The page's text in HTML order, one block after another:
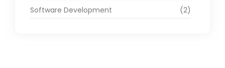
Software Development
(2)